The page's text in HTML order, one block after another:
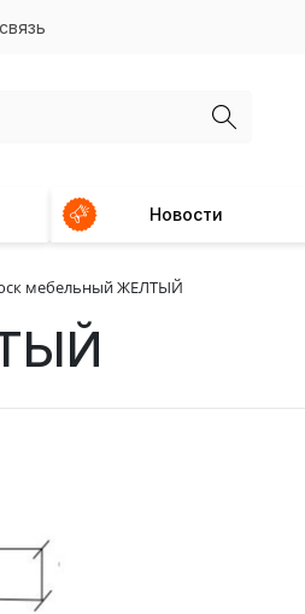
Новости
мебельный ЖЕЛТЫЙ